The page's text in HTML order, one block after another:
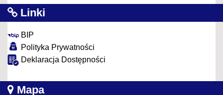
Linki
BIP
Polityka Prywatności
Deklaracja Dostępności
Mapa